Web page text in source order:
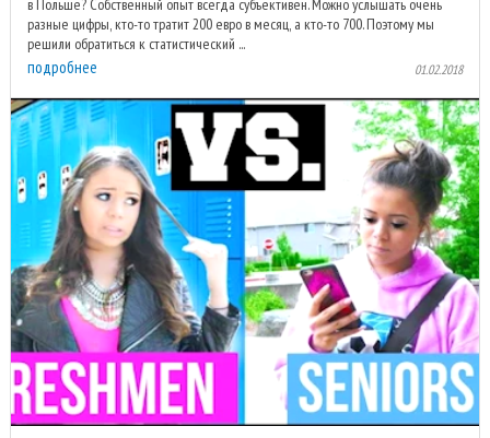
разные цифры, кто-то тратит 200 евро в месяц, а кто-то 700. Поэтому мы
решили обратиться к статистический ...
подробнее 01.02.2018